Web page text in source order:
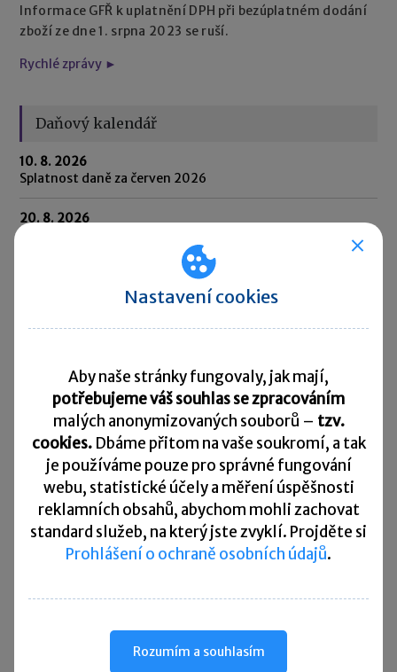
Informace GFŘ k uplatnění DPH při bezúplatném dodání
zboží ze dne 1. srpna 2023 se ruší.
Rychlé zprávy ►
Daňový kalendář
10. 8. 2026
Splatnost daně za červen 2026
20. 8. 2026
fyzických osob ze závislé činnosti za červenec 2026
Splatnost paušální zálohy
25. 8. 2026
Daňové přiznání a splatnost daně za červenec 2026
Přehled všech termínů ►
Kurzovní lístek
Načítám
Načítám
Nastavení cookies
Aby naše stránky fungovaly, jak mají,
potřebujeme váš souhlas se zpracováním
malých anonymizovaných souborů – tzv.
cookies. Dbáme přitom na vaše soukromí, a tak
je používáme pouze pro správné fungování
webu, statistické účely a měření úspěšnosti
reklamních obsahů, abychom mohli zachovat
standard služeb, na který jste zvyklí. Projděte si
Prohlášení o ochraně osobních údajů.
Rozumím a souhlasím